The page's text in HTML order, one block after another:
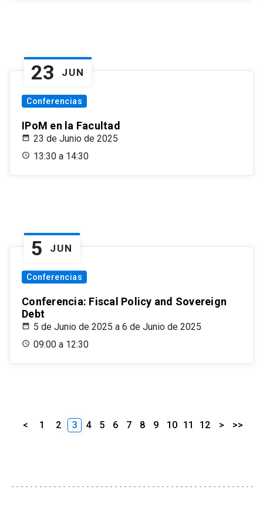
23 JUN
Conferencias
IPoM en la Facultad
23 de Junio de 2025
13:30 a 14:30
5 JUN
Conferencias
Conferencia: Fiscal Policy and Sovereign
Debt
5 de Junio de 2025 a 6 de Junio de 2025
09:00 a 12:30
< 1 2 3 4 5 6 7 8 9 10 11 12 > >>